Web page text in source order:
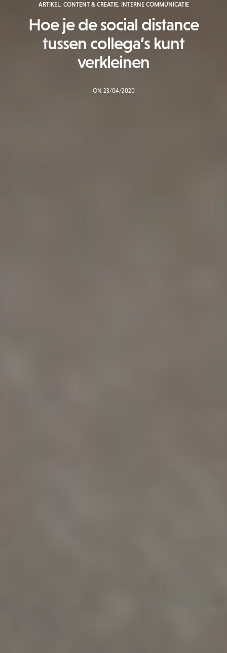
ARTIKEL, CONTENT & CREATIE, INTERNE COMMUNICATIE
Hoe je de social distance
tussen collega’s kunt
verkleinen
ON 23/04/2020